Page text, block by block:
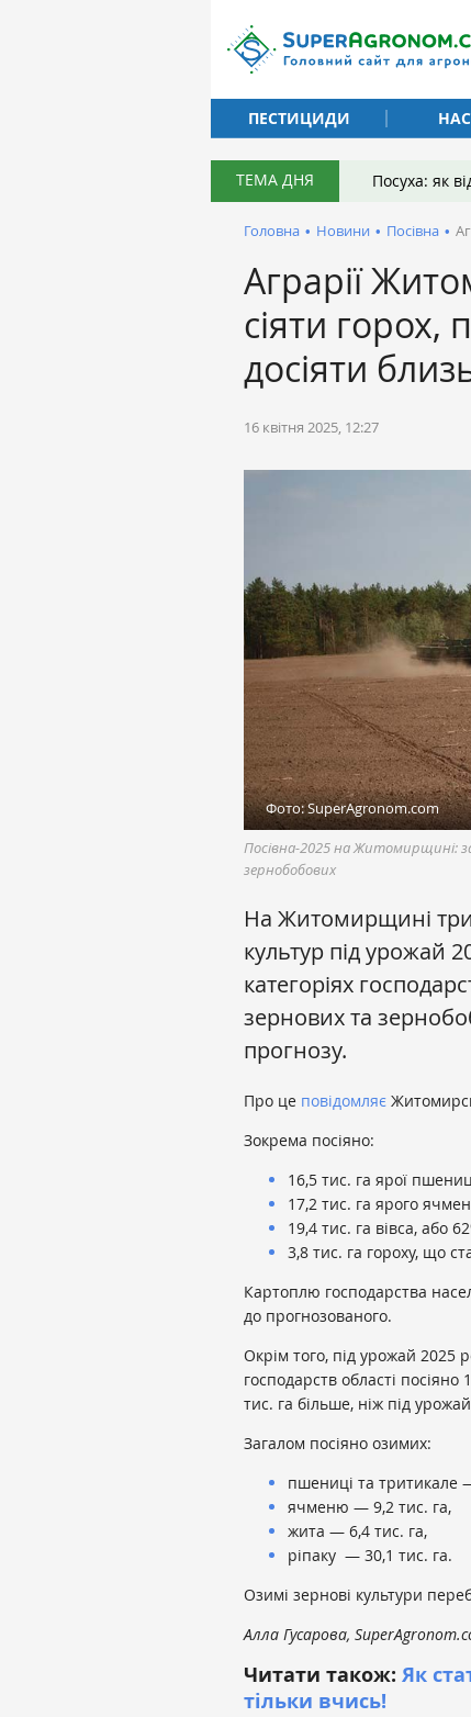
ПЕСТИЦИДИ
ТЕМА ДНЯ Посуха: як
Головна • Новини • Посівна •
Аграрії
сіяти
досіяти
16 квітня 2025, 12:27
Фото: SuperAgronom.com
Посівна-2025 на Житомирщині:
зернобобових
На Житомирщині
культур під урожай
категоріях
зернових та
прогнозу.
Про це повідомляє
Зокрема посіяно:
16,5 тис. га ярої
17,2 тис. га ярого
19,4 тис. га вівса, або
3,8 тис. га гороху, що
Картоплю господарства
до прогнозованого.
Окрім того, під урожай 2025
господарств області
тис. га більше, ніж під
Загалом посіяно озимих:
пшениці та тритикале
ячменю — 9,2 тис. га,
жита — 6,4 тис. га,
ріпаку — 30,1 тис. га.
Озимі зернові культури
Алла Гусарова,
Читати також: Як
тільки вчись!